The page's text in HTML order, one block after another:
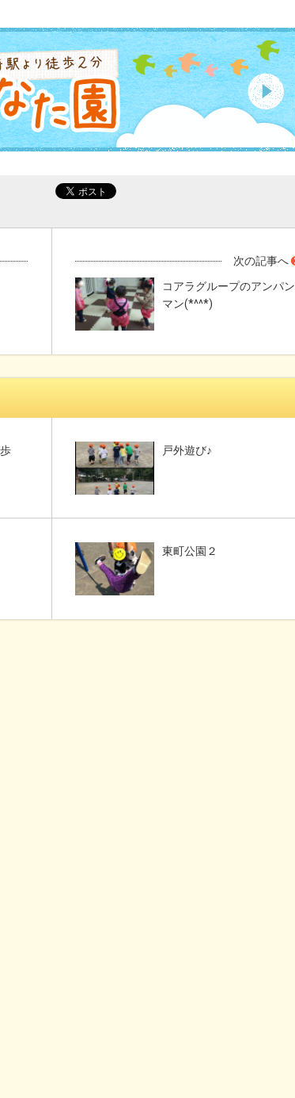
次の記事へ
コアラグループのアンパン
マン(*^^*)
戸外遊び♪
東町公園２